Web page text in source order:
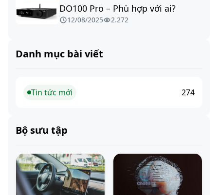
DO100 Pro – Phù hợp với ai?
12/08/2025 2.272
Danh mục bài viết
Tin tức mới 274
Bộ sưu tập